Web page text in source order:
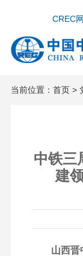
CREC
当前位置： 首页>
中铁三
建
山西晋